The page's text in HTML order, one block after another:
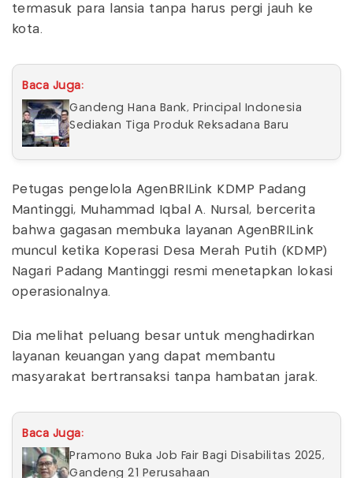
termasuk para lansia tanpa harus pergi jauh ke
kota.
Baca Juga:
Gandeng Hana Bank, Principal Indonesia
Sediakan Tiga Produk Reksadana Baru
Petugas pengelola AgenBRILink KDMP Padang
Mantinggi, Muhammad Iqbal A. Nursal, bercerita
bahwa gagasan membuka layanan AgenBRILink
muncul ketika Koperasi Desa Merah Putih (KDMP)
Nagari Padang Mantinggi resmi menetapkan lokasi
operasionalnya.
Dia melihat peluang besar untuk menghadirkan
layanan keuangan yang dapat membantu
masyarakat bertransaksi tanpa hambatan jarak.
Baca Juga:
Pramono Buka Job Fair Bagi Disabilitas 2025,
Gandeng 21 Perusahaan